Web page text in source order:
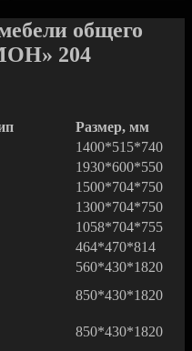
общего
204
Размер, мм
1400*515*740
1930*600*550
1500*704*750
1300*704*750
1058*704*755
464*470*814
560*430*1820
850*430*1820
850*430*1820